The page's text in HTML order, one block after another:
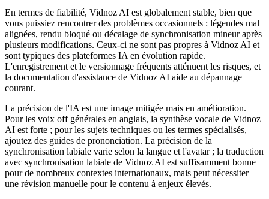
En termes de fiabilité, Vidnoz AI est globalement stable, bien que
vous puissiez rencontrer des problèmes occasionnels : légendes mal
alignées, rendu bloqué ou décalage de synchronisation mineur après
plusieurs modifications. Ceux-ci ne sont pas propres à Vidnoz AI et
sont typiques des plateformes IA en évolution rapide.
L'enregistrement et le versionnage fréquents atténuent les risques, et
la documentation d'assistance de Vidnoz AI aide au dépannage
courant.
La précision de l'IA est une image mitigée mais en amélioration.
Pour les voix off générales en anglais, la synthèse vocale de Vidnoz
AI est forte ; pour les sujets techniques ou les termes spécialisés,
ajoutez des guides de prononciation. La précision de la
synchronisation labiale varie selon la langue et l'avatar ; la traduction
avec synchronisation labiale de Vidnoz AI est suffisamment bonne
pour de nombreux contextes internationaux, mais peut nécessiter
une révision manuelle pour le contenu à enjeux élevés.